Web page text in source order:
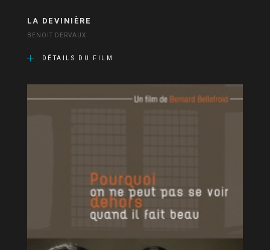
LA DEVINIÈRE
BENOIT DERVAUX
DÉTAILS DU FILM